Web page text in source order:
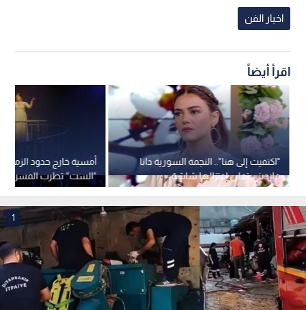
اخبار الفن
اقرأ أيضاً
أمسية خارج حدود
"الست" تطرب المسرح
وتخطف قلوب الأردنيين
"اكتفيت إلى هنا".. النجمة السورية دانا
مارديني تعلن اعتزالها شاشة
التلفزيون
1